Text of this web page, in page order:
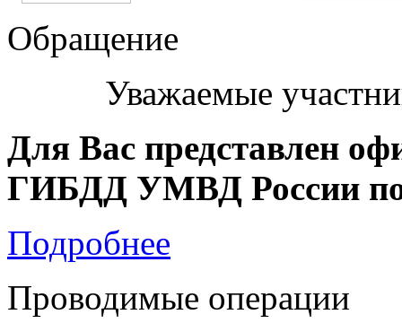
Обращение
Уважаемые
Для Вас представлен
ГИБДД УМВД России по
Подробнее
Проводимые операции